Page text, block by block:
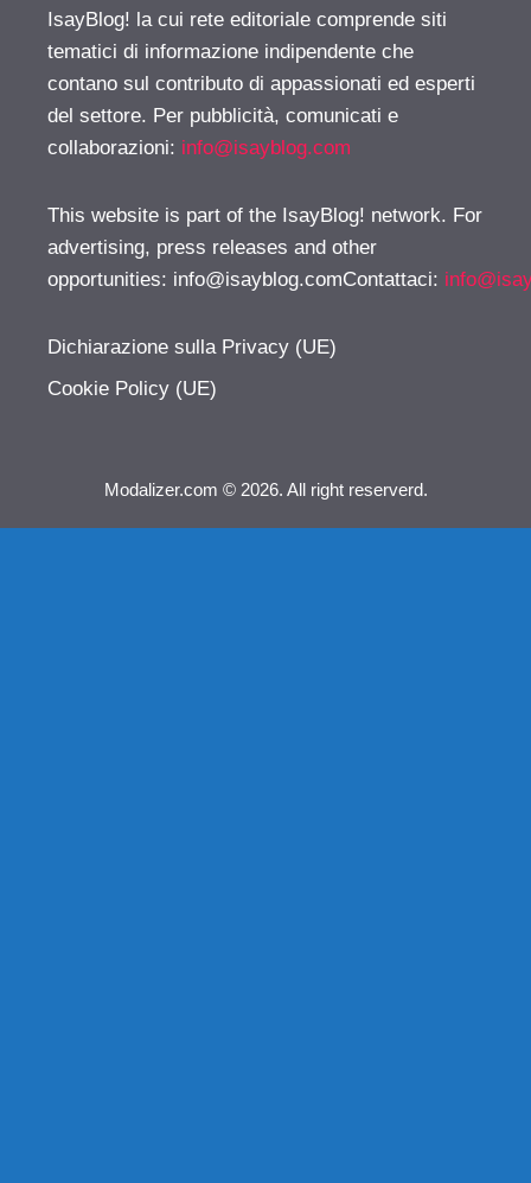
IsayBlog! la cui rete editoriale comprende siti
tematici di informazione indipendente che
contano sul contributo di appassionati ed esperti
del settore. Per pubblicità, comunicati e
collaborazioni: info@isayblog.com
This website is part of the IsayBlog! network. For
advertising, press releases and other
opportunities: info@isayblog.comContattaci:
Dichiarazione sulla Privacy (UE)
Cookie Policy (UE)
Modalizer.com © 2026. All right reserverd.